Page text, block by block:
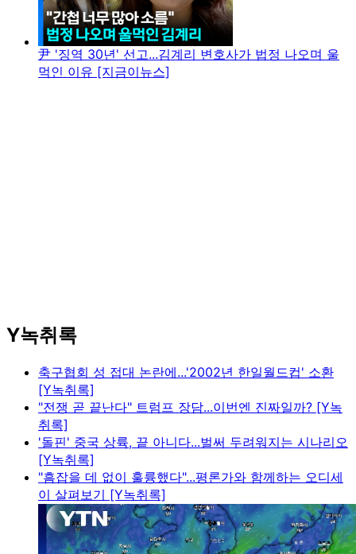
尹 '징역 30년' 선고...김계리 변호사가 법정 나오며 울
먹인 이유 [지금이뉴스]
Y녹취록
축구협회 성 접대 논란에...'2002년 한일월드컵' 소환
[Y녹취록]
"전쟁 곧 끝난다" 트럼프 장담...이번엔 진짜일까? [Y녹
취록]
'돌핀' 중국 상륙, 끝 아니다...벌써 두려워지는 시나리오
[Y녹취록]
"흠잡을 데 없이 훌륭했다"...평론가와 함께하는 오디세
이 살펴보기 [Y녹취록]